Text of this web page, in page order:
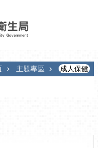
主題專區 成人保健